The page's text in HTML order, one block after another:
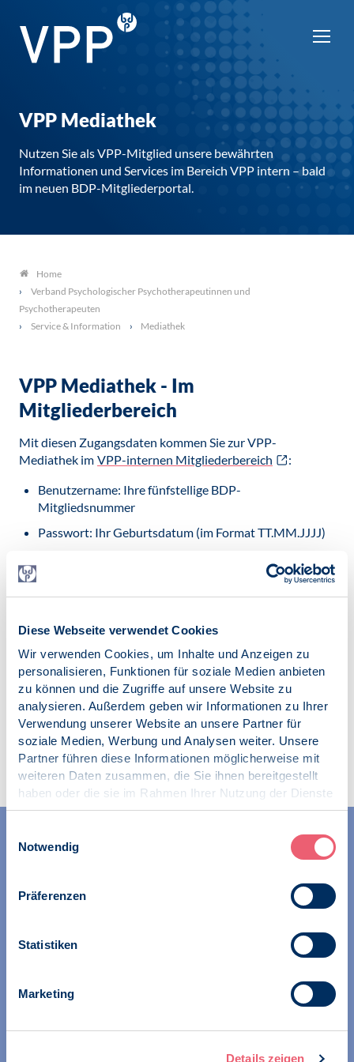
Diese Webseite verwendet Cookies
Wir verwenden Cookies, um Inhalte und Anzeigen zu
personalisieren, Funktionen für soziale Medien anbieten
zu können und die Zugriffe auf unsere Website zu
analysieren. Außerdem geben wir Informationen zu Ihrer
Verwendung unserer Website an unsere Partner für
soziale Medien, Werbung und Analysen weiter. Unsere
Partner führen diese Informationen möglicherweise mit
weiteren Daten zusammen, die Sie ihnen bereitgestellt
haben oder die sie im Rahmen Ihrer Nutzung der Dienste
gesammelt haben.
Notwendig
Präferenzen
Statistiken
Marketing
Details zeigen
VPP Mediathek
Nutzen Sie als VPP-Mitglied unsere bewährten
Informationen und Services im Bereich VPP intern – bald
im neuen BDP-Mitgliederportal.
Home
Verband Psychologischer Psychotherapeutinnen und
Psychotherapeuten
Service & Information
Mediathek
VPP Mediathek - Im
Mitgliederbereich
Mit diesen Zugangsdaten kommen Sie zur VPP-
Mediathek im VPP-internen Mitgliederbereich
:
Benutzername: Ihre fünfstellige BDP-
Mitgliedsnummer
Passwort: Ihr Geburtsdatum (im Format TT.MM.JJJJ)
Mediathek
Mediathek
Für die Approbationsprüfung
Der VPP vertritt den psychotherapeutischen Berufsstand
im BDP. Wir stehen für wissenschaftlich fundierte
Zugehörigkeit zur Psychologie. Wir vertreten Kolleg*innen
aus allen psychotherapeutischen Tätigkeitsbereichen, egal